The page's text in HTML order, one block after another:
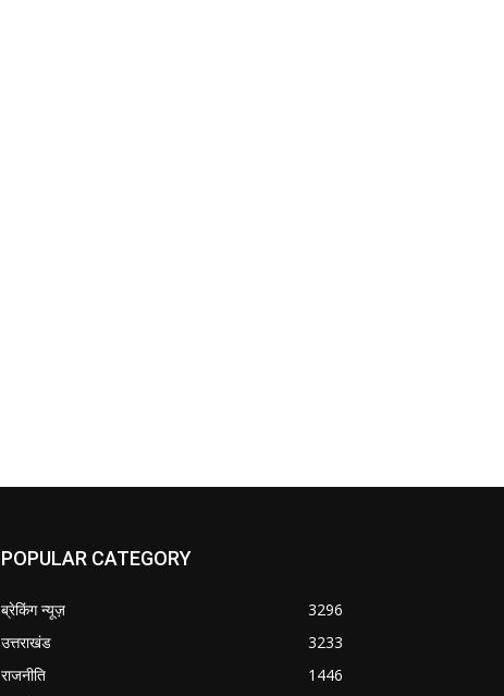
POPULAR CATEGORY
ब्रेकिंग न्यूज़
3296
उत्तराखंड
3233
राजनीति
1446